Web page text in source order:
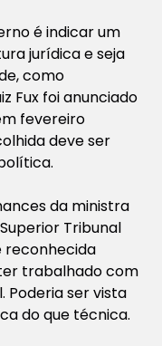
é indicar um
jurídica e seja
como
Fux foi anunciado
fevereiro
deve ser
da ministra
Tribunal
reconhecida
trabalhado com
Poderia ser vista
do que técnica.